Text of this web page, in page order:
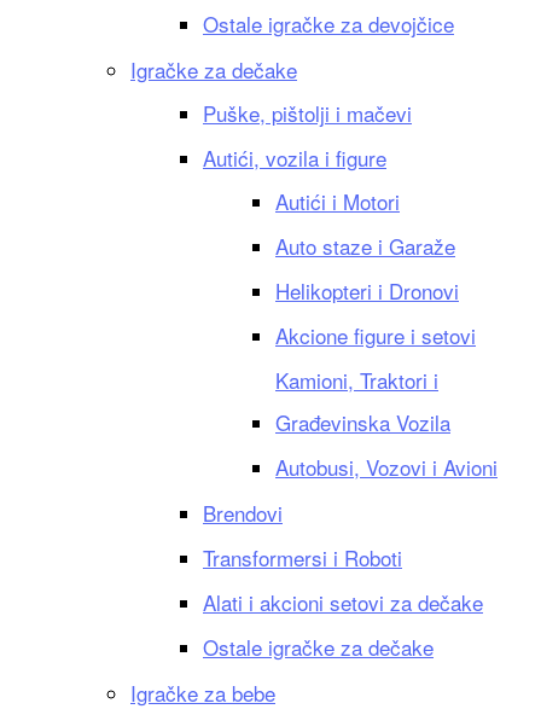
Ostale igračke za devojčice
Igračke za dečake
Puške, pištolji i mačevi
Autići, vozila i figure
Autići i Motori
Auto staze i Garaže
Helikopteri i Dronovi
Akcione figure i setovi
Kamioni, Traktori i
Građevinska Vozila
Autobusi, Vozovi i Avioni
Brendovi
Transformersi i Roboti
Alati i akcioni setovi za dečake
Ostale igračke za dečake
Igračke za bebe